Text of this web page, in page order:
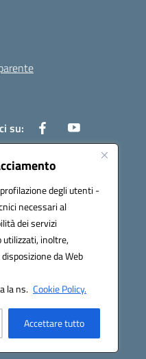
degli utenti -
necessari al
dei servizi
utilizzati, inoltre,
da Web
la ns. Cookie Policy.
Accettare tutto
su: